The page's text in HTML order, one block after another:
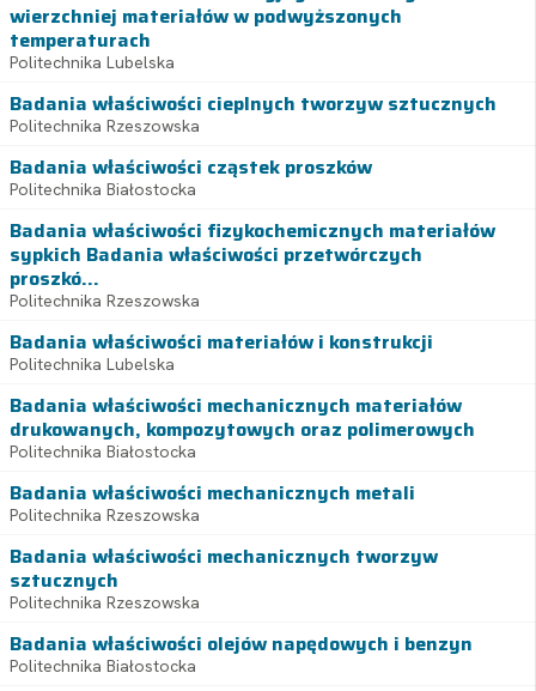
wierzchniej materiałów w podwyższonych
temperaturach
Politechnika Lubelska
Badania właściwości cieplnych tworzyw sztucznych
Politechnika Rzeszowska
Badania właściwości cząstek proszków
Politechnika Białostocka
Badania właściwości fizykochemicznych materiałów
sypkich Badania właściwości przetwórczych
proszkó...
Politechnika Rzeszowska
Badania właściwości materiałów i konstrukcji
Politechnika Lubelska
Badania właściwości mechanicznych materiałów
drukowanych, kompozytowych oraz polimerowych
Politechnika Białostocka
Badania właściwości mechanicznych metali
Politechnika Rzeszowska
Badania właściwości mechanicznych tworzyw
sztucznych
Politechnika Rzeszowska
Badania właściwości olejów napędowych i benzyn
Politechnika Białostocka